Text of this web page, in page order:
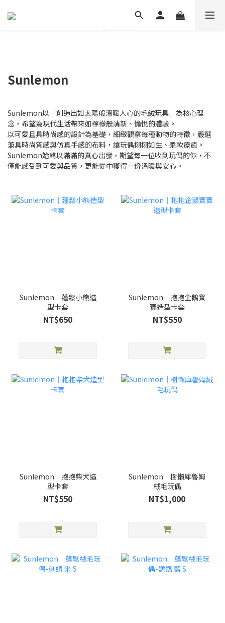
Sunlemon
Sunlemon以「創造出如太陽般溫暖人心的毛絨玩具」為核心理
念，希望為現代生活帶來如檸檬般清新、愉悅的體驗。
以可愛且具時尚感的設計為基礎，細緻觀察每種動物的特徵，嚴選
兼具時尚質感與仿真手感的布料，讓玩偶栩栩如生、柔軟療癒。
Sunlemon始終以滿滿的真心出發，期望每一位收到玩偶的你，不
僅能感受到可愛與品質，更能從中獲得一份溫暖與安心。
Sunlemon｜蓬鬆小熊造
型卡套
NT$650
Sunlemon｜抱抱企鵝寶
寶造型卡套
NT$550
Sunlemon｜抱抱柴犬造
型卡套
NT$550
Sunlemon｜樹懶庫魯姆
絨毛玩偶
NT$1,000